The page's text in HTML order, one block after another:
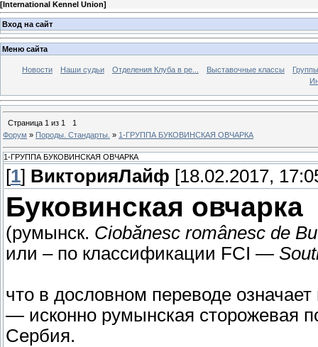
[International Kennel Union]
Вход на сайт
Меню сайта
Новости Наши судьи Отделения Клуба в ре... Выставочные классы
Страница 1 из 1
1
Форум » Породы. Стандарты. » 1-ГРУППА БУКОВИНСКАЯ ОВЧАРКА
1-ГРУППА БУКОВИНСКАЯ ОВЧАРКА
[1] ВикторияЛайф [18.02.2017,
Буковинская овчарка
(румынск. Ciobănesc românesc de
или – по классификации FCI —
что в дословном переводе
— исконно румынская сторожевая
Сербия.